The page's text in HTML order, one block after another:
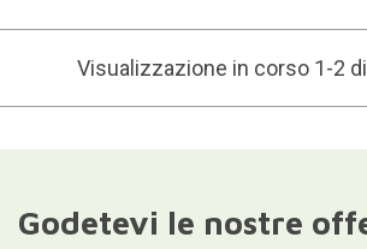
Visualizzazione in corso 1-2
Godetevi le nostre